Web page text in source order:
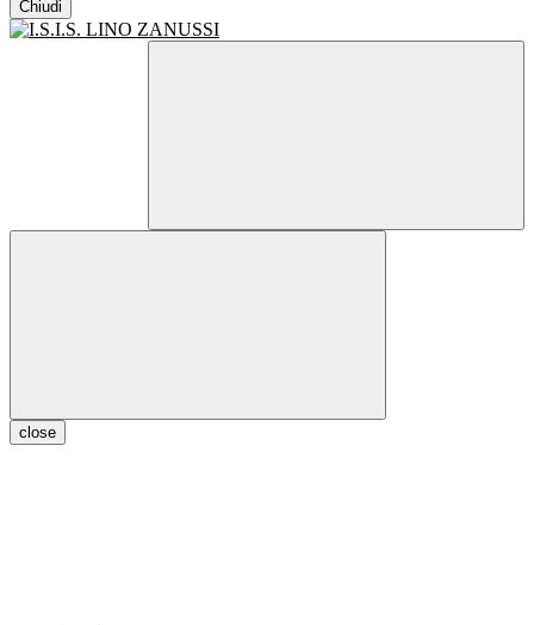
Chiudi
close